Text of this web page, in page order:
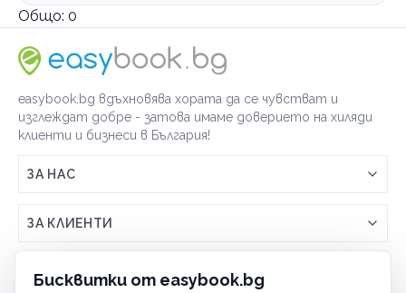
Бисквитки от easybook.bg
Общо: 0
easybook.bg вдъхновява хората да се чувстват и
изглеждат добре - затова имаме доверието на хиляди
клиенти и бизнеси в България!
ЗА НАС
Връзка с easybook.bg
Как работи easybook
Често задавани въпроси
ЗА КЛИЕНТИ
ЗА ТЪРГОВЦИ